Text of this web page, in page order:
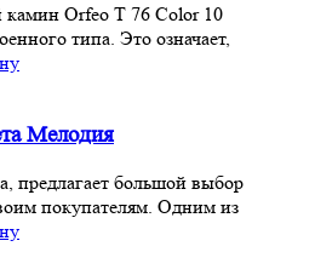
Orfeo T 76 Color 10
типа. Это означает,
Мелодия
предлагает большой выбор
покупателям. Одним из